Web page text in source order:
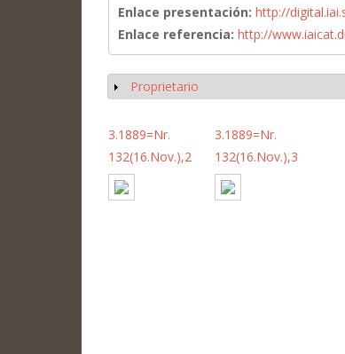
Enlace presentación: http://
Enlace referencia: http://
Mostrar
Proprietario
3.1889=Nr.
132(16.Nov.),2
3.1889=Nr.
132(16.Nov.),3